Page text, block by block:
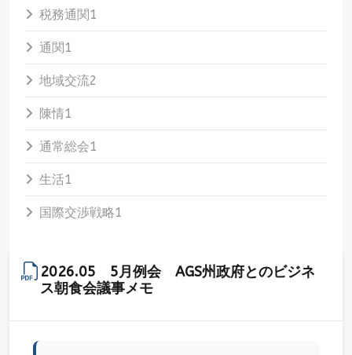
税務通関1
通関1
地域交流2
陳情1
通常総会1
生活1
国際交渉戦略1
2026.05 5月例会 AGS州政府とのビジネ
ス朝食会議事メモ